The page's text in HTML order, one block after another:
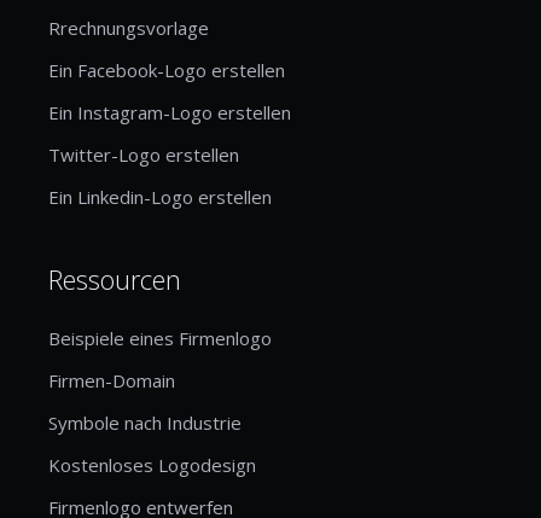
Rrechnungsvorlage
Ein Facebook-Logo erstellen
Ein Instagram-Logo erstellen
Twitter-Logo erstellen
Ein Linkedin-Logo erstellen
Ressourcen
Beispiele eines Firmenlogo
Firmen-Domain
Symbole nach Industrie
Kostenloses Logodesign
Firmenlogo entwerfen